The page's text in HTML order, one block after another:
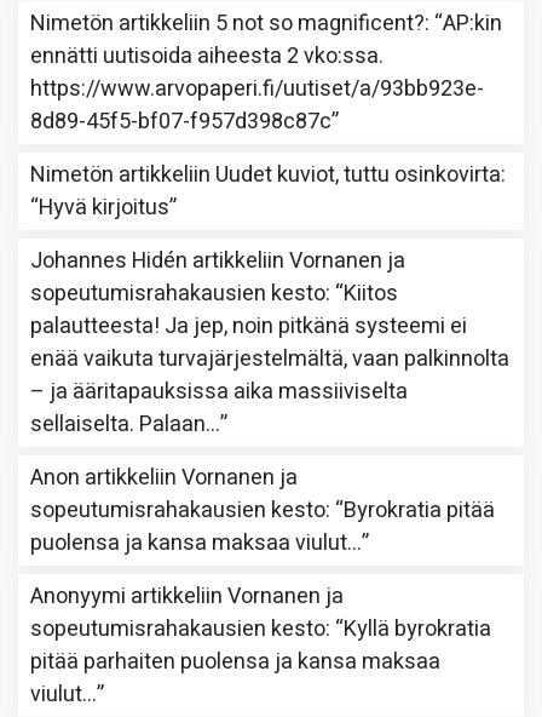
Nimetön artikkeliin 5 not so magnificent?: “AP:kin
ennätti uutisoida aiheesta 2 vko:ssa.
https://www.arvopaperi.fi/uutiset/a/93bb923e-
8d89-45f5-bf07-f957d398c87c”
Nimetön artikkeliin Uudet kuviot, tuttu osinkovirta:
“Hyvä kirjoitus”
Johannes Hidén artikkeliinVornanen ja
sopeutumisrahakausien kesto: “Kiitos
palautteesta! Ja jep, noin pitkänä systeemi ei
enää vaikuta turvajärjestelmältä, vaan palkinnolta
– ja ääritapauksissa aika massiiviselta
sellaiselta. Palaan…”
Anon artikkeliinVornanen ja
sopeutumisrahakausien kesto: “Byrokratia pitää
puolensa ja kansa maksaa viulut…”
Anonyymi artikkeliinVornanen ja
sopeutumisrahakausien kesto: “Kyllä byrokratia
pitää parhaiten puolensa ja kansa maksaa
viulut…”